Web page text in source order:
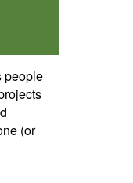
people
(or